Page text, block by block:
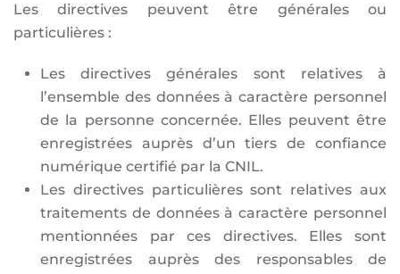
Les directives peuvent être générales ou
particulières :
Les directives générales sont relatives à
l’ensemble des données à caractère personnel
de la personne concernée. Elles peuvent être
enregistrées auprès d’un tiers de confiance
numérique certifié par la CNIL.
Les directives particulières sont relatives aux
traitements de données à caractère personnel
mentionnées par ces directives. Elles sont
enregistrées auprès des responsables de